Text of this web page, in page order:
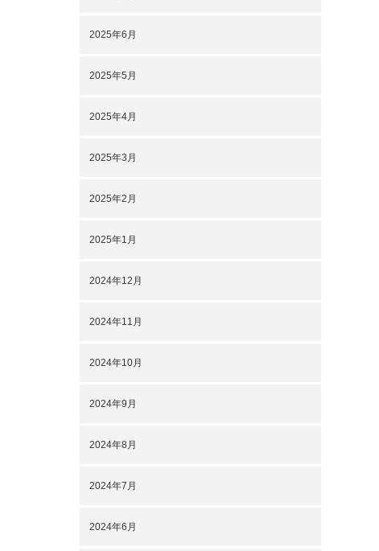
2025年6月
2025年5月
2025年4月
2025年3月
2025年2月
2025年1月
2024年12月
2024年11月
2024年10月
2024年9月
2024年8月
2024年7月
2024年6月